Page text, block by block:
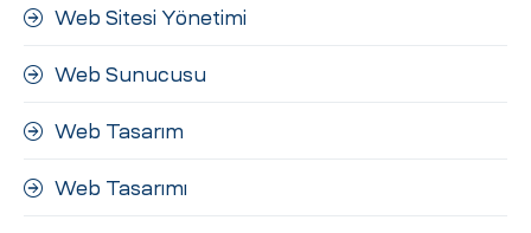
Web Sitesi Yönetimi
Web Sunucusu
Web Tasarım
Web Tasarımı